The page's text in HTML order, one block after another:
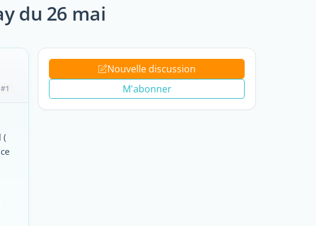
du 26 mai
#1
(
Nouvelle discussion
M'abonner